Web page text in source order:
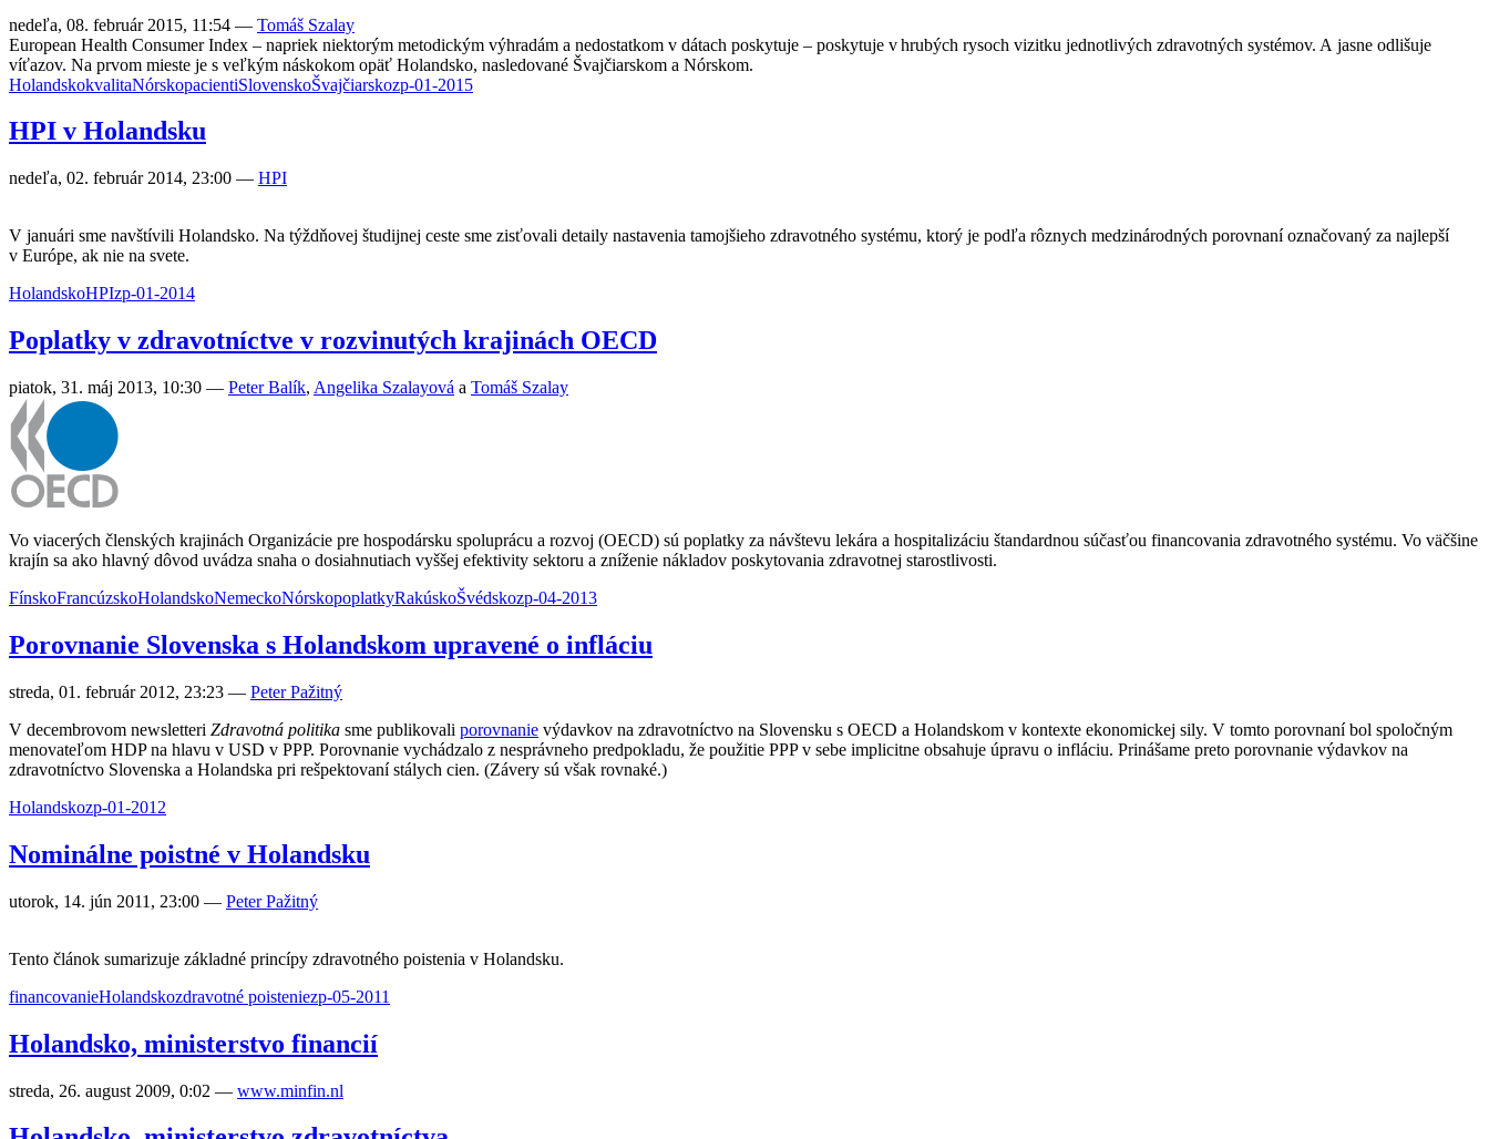
nedeľa, 08. február 2015, 11:54 — Tomáš Szalay
European Health Consumer Index – napriek niektorým metodickým výhradám a nedostatkom v dátach poskytuje – poskytuje v hrubých rysoch vizitku jednotlivých zdravotných systémov. A jasne odlišuje
víťazov. Na prvom mieste je s veľkým náskokom opäť Holandsko, nasledované Švajčiarskom a Nórskom.
HolandskokvalitaNórskopacientiSlovenskoŠvajčiarskozp-01-2015
HPI v Holandsku
nedeľa, 02. február 2014, 23:00 — HPI
V januári sme navštívili Holandsko. Na týždňovej študijnej ceste sme zisťovali detaily nastavenia tamojšieho zdravotného systému, ktorý je podľa rôznych medzinárodných porovnaní označovaný za najlepší
v Európe, ak nie na svete.
HolandskoHPIzp-01-2014
Poplatky v zdravotníctve v rozvinutých krajinách OECD
piatok, 31. máj 2013, 10:30 — Peter Balík, Angelika Szalayová a Tomáš Szalay
Vo viacerých členských krajinách Organizácie pre hospodársku spoluprácu a rozvoj (OECD) sú poplatky za návštevu lekára a hospitalizáciu štandardnou súčasťou financovania zdravotného systému. Vo väčšine
krajín sa ako hlavný dôvod uvádza snaha o dosiahnutiach vyššej efektivity sektoru a zníženie nákladov poskytovania zdravotnej starostlivosti.
FínskoFrancúzskoHolandskoNemeckoNórskopoplatkyRakúskoŠvédskozp-04-2013
Porovnanie Slovenska s Holandskom upravené o infláciu
streda, 01. február 2012, 23:23 — Peter Pažitný
V decembrovom newsletteri Zdravotná politika sme publikovali porovnanie výdavkov na zdravotníctvo na Slovensku s OECD a Holandskom v kontexte ekonomickej sily. V tomto porovnaní bol spoločným
menovateľom HDP na hlavu v USD v PPP. Porovnanie vychádzalo z nesprávneho predpokladu, že použitie PPP v sebe implicitne obsahuje úpravu o infláciu. Prinášame preto porovnanie výdavkov na
zdravotníctvo Slovenska a Holandska pri rešpektovaní stálych cien. (Závery sú však rovnaké.)
Holandskozp-01-2012
Nominálne poistné v Holandsku
utorok, 14. jún 2011, 23:00 — Peter Pažitný
Tento článok sumarizuje základné princípy zdravotného poistenia v Holandsku.
financovanieHolandskozdravotné poisteniezp-05-2011
Holandsko, ministerstvo financií
streda, 26. august 2009, 0:02 — www.minfin.nl